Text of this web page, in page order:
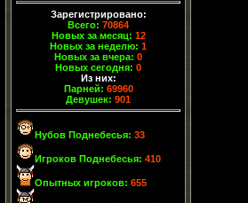
Зарегистрировано:
Всего: 70864
Новых за месяц: 12
Новых за неделю: 1
Новых за вчера: 0
Новых сегодня: 0
Из них:
Парней: 69960
Девушек: 901
Нубов Поднебесья: 33
Игроков Поднебесья: 410
Опытных игроков: 655